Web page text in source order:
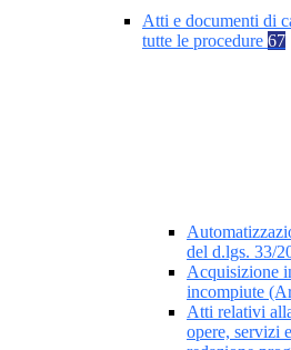
Atti e documenti di
tutte le procedure 67
del d.lgs. 33/
Acquisizione
incompiute
Atti relativi
opere, servizi